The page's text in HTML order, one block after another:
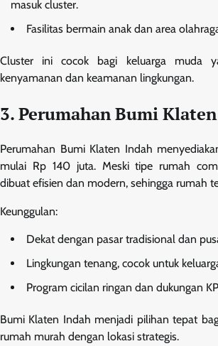
masuk cluster.
Fasilitas bermain anak dan area
Cluster ini cocok bagi keluarga muda
kenyamanan dan keamanan lingkungan.
3. Perumahan Bumi
Perumahan Bumi Klaten Indah
mulai Rp 140 juta. Meski tipe rumah
dibuat efisien dan modern, sehingga rumah
Keunggulan:
Dekat dengan pasar tradisional dan
Lingkungan tenang, cocok untuk
Program cicilan ringan dan dukungan
Bumi Klaten Indah menjadi pilihan tepat
rumah murah dengan lokasi strategis.